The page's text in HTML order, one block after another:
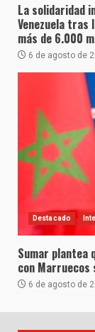
La solidaridad
Venezuela
más de 6.000
6 de agosto de
Destacado
Sumar plantea
con Marruecos
6 de agosto de